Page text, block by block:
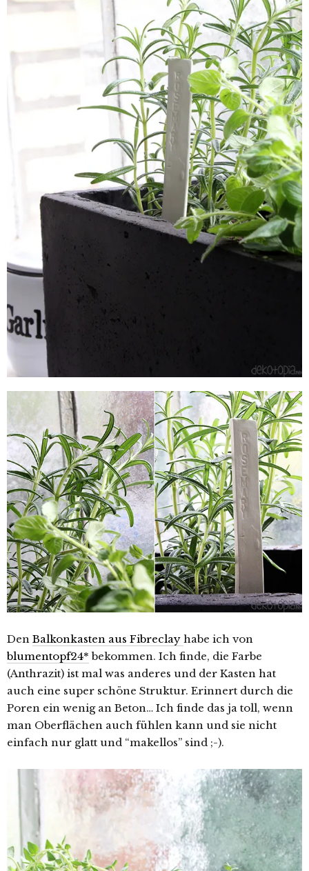
Den Balkonkasten aus Fibreclay habe ich von
blumentopf24* bekommen. Ich finde, die Farbe
(Anthrazit) ist mal was anderes und der Kasten hat
auch eine super schöne Struktur. Erinnert durch die
Poren ein wenig an Beton… Ich finde das ja toll, wenn
man Oberflächen auch fühlen kann und sie nicht
einfach nur glatt und “makellos” sind ;-).